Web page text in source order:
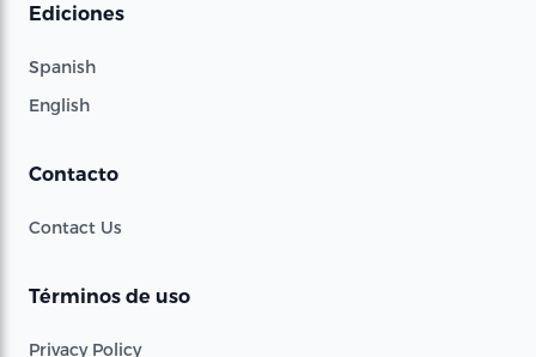
Ediciones
Spanish
English
Contacto
Contact Us
Términos de uso
Privacy Policy